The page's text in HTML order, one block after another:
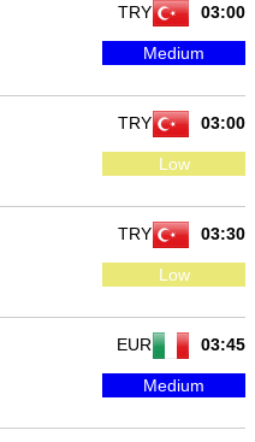
03:00
TRY
Medium
03:00
TRY
Low
03:30
TRY
Low
03:45
EUR
Medium